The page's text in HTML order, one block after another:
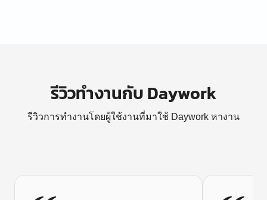
รีวิวทำงานกับ Daywork
รีวิวการทำงานโดยผู้ใช้งานที่มาใช้ Daywork หางาน